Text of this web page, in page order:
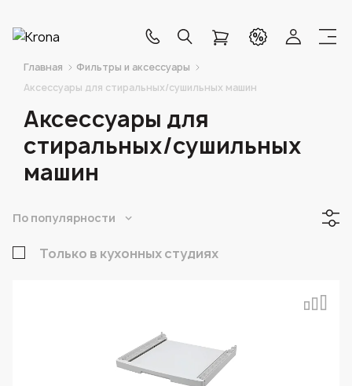
Главная
Фильтры и аксессуары
Аксессуары для стиральных/сушильных машин
Аксессуары для
стиральных/сушильных
машин
По популярности
Только в кухонных студиях